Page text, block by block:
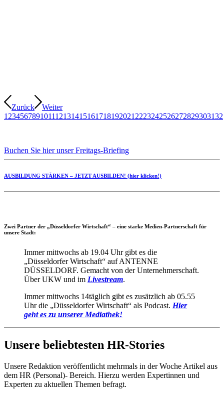
Zurück
Weiter
1 23456789101112131415161718192021 2223242526272829303132
Buchen Sie hier unser Freitags-Briefing
AUSBILDUNG STÄRKEN – JETZT AUSBILDEN! (hier klicken!)
Zwei Partner der „Düsseldorfer Wirtschaft“ – eine starke Medien-Partnerschaft für
unsere Stadt:
Immer mittwochs ab 19.04 Uhr gibt es die
„Düsseldorfer Wirtschaft“ auf ANTENNE
DÜSSELDORF. Gemacht von der Unternehmerschaft.
Über UKW und im Livestream.
Immer mittwochs 14täglich gibt es zusätzlich ab 05.55
Uhr die „Düsseldorfer Wirtschaft“ als Podcast. Hier
geht es zu unserer Mediathek!
Unsere beliebtesten HR-Stories
Unsere Redaktion veröffentlicht mehrmals in der Woche Artikel aus
dem HR (Personal)- Bereich. Hierzu werden Expertinnen und
Experten zu aktuellen Themen befragt.